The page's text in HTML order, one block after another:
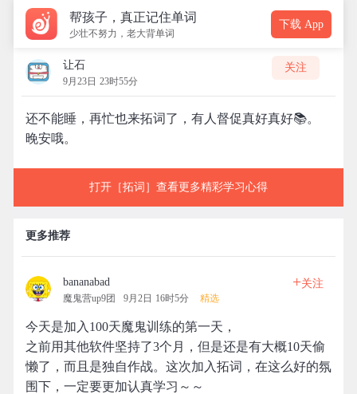
帮孩子，真正记住单词
少壮不努力，老大背单词
下载 App
让石
9月23日 23时55分
关注
还不能睡，再忙也来拓词了，有人督促真好真好📚。
晚安哦。
打开［拓词］查看更多精彩学习心得
更多推荐
bananabad
魔鬼营up9团 9月2日 16时5分 精选
+关注
今天是加入100天魔鬼训练的第一天，
之前用其他软件坚持了3个月，但是还是有大概10天偷
懒了，而且是独自作战。这次加入拓词，在这么好的氛
围下，一定要更加认真学习～～